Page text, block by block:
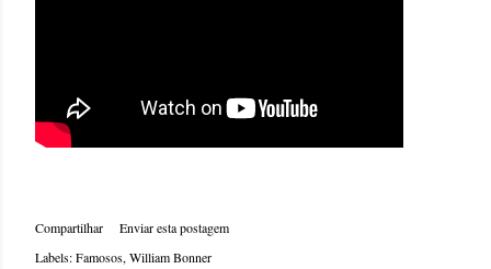
Compartilhar
Enviar esta postagem
Labels:Famosos William Bonner